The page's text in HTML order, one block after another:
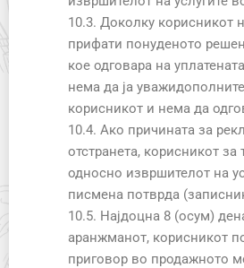
10.3. Доколку корисникот
прифати понуденото
кое одговара на
нема да ја
корисникот и нема да
10.4. Ако причината за
отстранета, корисникот за
односно извршителот на
писмена потврда
10.5. Најдоцна 8 (осум)
аранжманот, корисникот
приговор во продажното